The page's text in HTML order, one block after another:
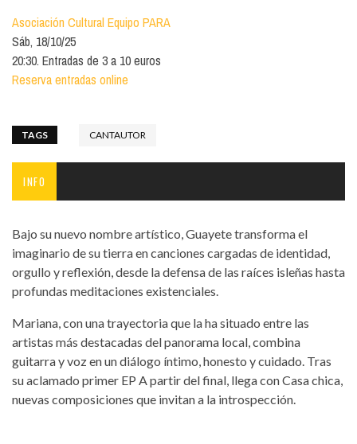
Asociación Cultural Equipo PARA
Sáb, 18/10/25
20:30. Entradas de 3 a 10 euros
Reserva entradas online
TAGS CANTAUTOR
INFO
Bajo su nuevo nombre artístico, Guayete transforma el
imaginario de su tierra en canciones cargadas de identidad,
orgullo y reflexión, desde la defensa de las raíces isleñas hasta
profundas meditaciones existenciales.
Mariana, con una trayectoria que la ha situado entre las
artistas más destacadas del panorama local, combina
guitarra y voz en un diálogo íntimo, honesto y cuidado. Tras
su aclamado primer EP A partir del final, llega con Casa chica,
nuevas composiciones que invitan a la introspección.